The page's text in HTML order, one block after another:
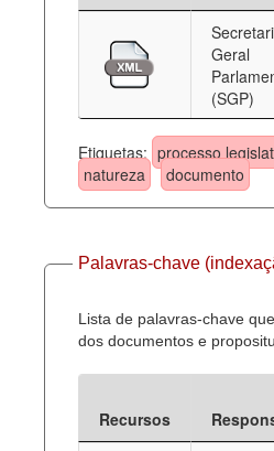
Geral
(SGP)
Etiquetas: processo
natureza
documento
Palavras-chave
Lista de palavras-chave
dos documentos e
Recursos